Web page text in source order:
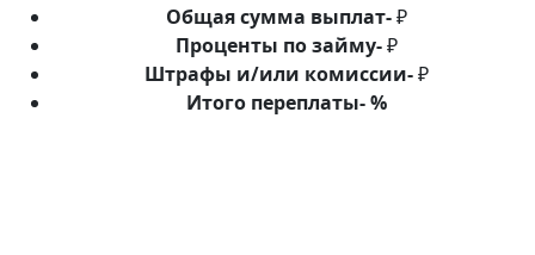
Общая сумма выплат-₽
Проценты по займу-₽
Штрафы и/или комиссии-₽
Итого переплаты-%